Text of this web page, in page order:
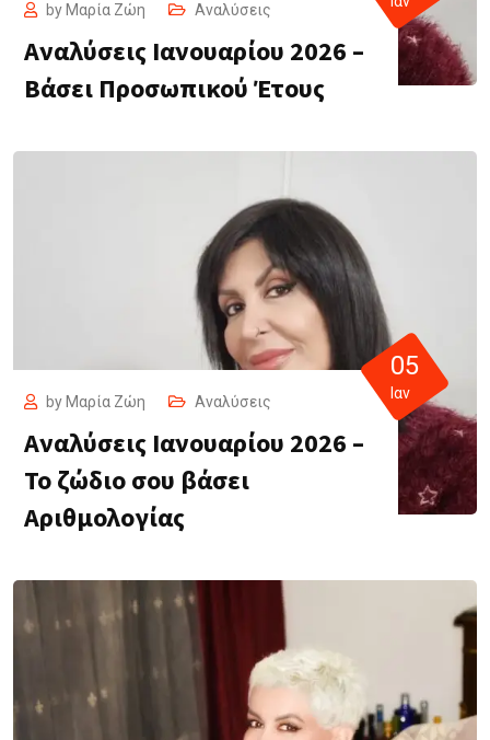
by Μαρία Ζώη Αναλύσεις
Αναλύσεις Ιανουαρίου 2026 –
Βάσει Προσωπικού Έτους
by Μαρία Ζώη Αναλύσεις
Αναλύσεις Ιανουαρίου 2026 –
Το ζώδιο σου βάσει
Αριθμολογίας
05
Ιαν